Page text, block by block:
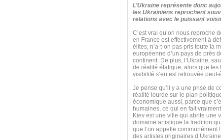
L’Ukraine représente donc
les Ukrainiens reprochent
relations avec le puissant
C’est vrai qu’on nous reproche
en France est effectivement à
élites, n’a-t-on pas pris toute la
européenne d’un pays de près
continent. De plus, l’Ukraine,
de réalité étatique, alors que les
visibilité s’en est retrouvée
Je pense qu’il y a une prise de
réalité lourde sur le plan
économique aussi, parce que
humaines, ce qui en fait
Kiev est une ville qui abrite une
domaine artistique la tradition
que l’on appelle communément
des artistes originaires